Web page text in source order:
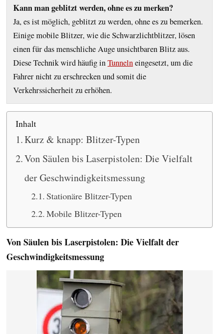
Kann man geblitzt werden, ohne es zu merken?
Ja, es ist möglich, geblitzt zu werden, ohne es zu bemerken.
Einige mobile Blitzer, wie die Schwarzlichtblitzer, lösen
einen für das menschliche Auge unsichtbaren Blitz aus.
Diese Technik wird häufig inTunnelneingesetzt, um die
Fahrer nicht zu erschrecken und somit die
Verkehrssicherheit zu erhöhen.
Inhalt
Kurz & knapp: Blitzer-Typen
Von Säulen bis Laserpistolen: Die Vielfalt
der Geschwindigkeitsmessung
Stationäre Blitzer-Typen
Mobile Blitzer-Typen
Von Säulen bis Laserpistolen: Die Vielfalt der
Geschwindigkeitsmessung